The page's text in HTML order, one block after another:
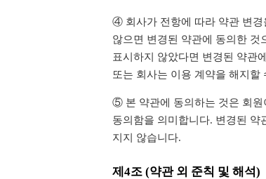
④ 회사가 전항에 따라 약관 변경
않으면 변경된 약관에 동의한 것
표시하지 않았다면 변경된 약관
또는 회사는 이용 계약을 해지할
⑤ 본 약관에 동의하는 것은 회원
동의함을 의미합니다. 변경된 약
지지 않습니다.
제4조 (약관 외 준칙 및 해석)